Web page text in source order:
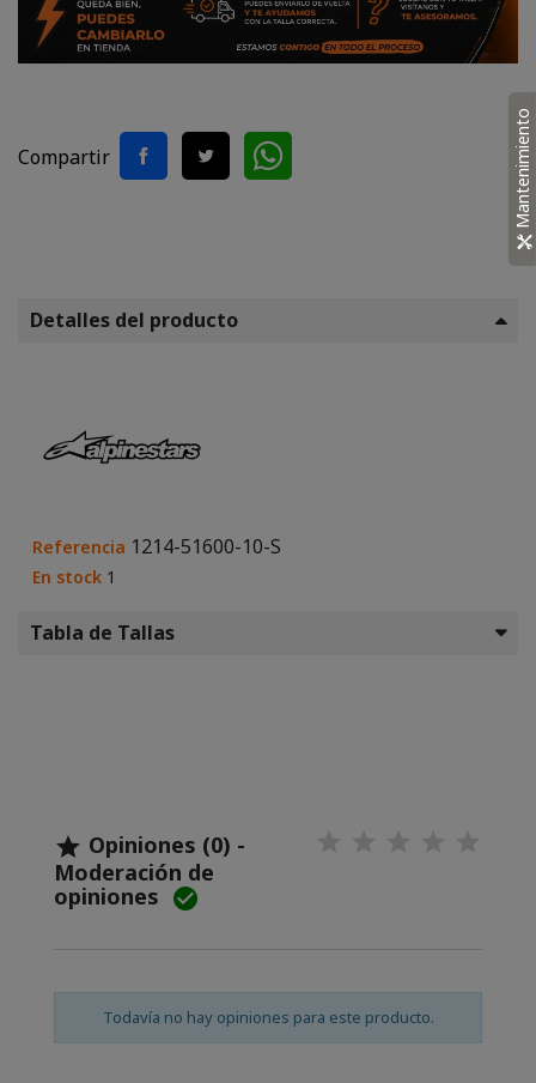
Compartir
Detalles del producto
Referencia 1214-51600-10-S
En stock 1
Tabla de Tallas
 Opiniones (0) -
Moderación de
opiniones 
Todavía no hay opiniones para este producto.
Mantenimiento